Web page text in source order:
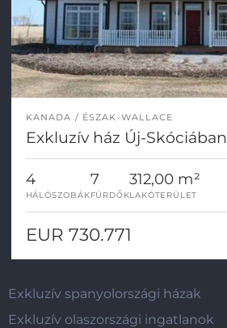
KANADA ÉSZAK-WALLACE
Exkluzív ház Új-Skóciában
4
HÁLÓSZOBÁK
7
FÜRDŐK
312,00 m²
LAKÓTERÜLET
EUR 730.771
Exkluzív spanyolországi házak
Exkluzív olaszországi ingatlanok